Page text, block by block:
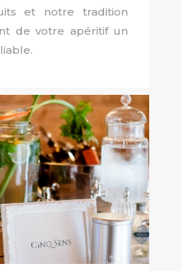
et notre tradition
de votre apéritif un